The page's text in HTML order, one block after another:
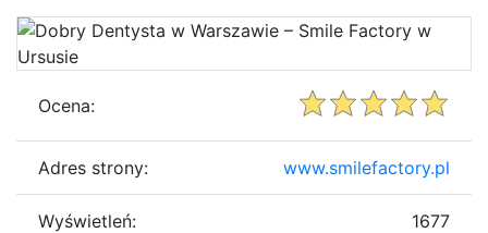
Ocena:
Adres strony: www.smilefactory.pl
Wyświetleń: 1677